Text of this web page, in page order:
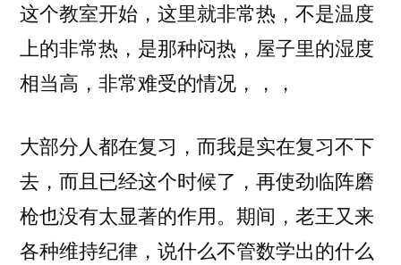
这个教室开始，这里就非常热，不是温度
上的非常热，是那种闷热，屋子里的湿度
相当高，非常难受的情况，，，
大部分人都在复习，而我是实在复习不下
去，而且已经这个时候了，再使劲临阵磨
枪也没有太显著的作用。期间，老王又来
各种维持纪律，说什么不管数学出的什么